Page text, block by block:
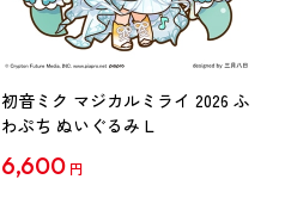
初音ミク マジカルミライ 2026 ふ
わぷち ぬいぐるみ L
6,600 円